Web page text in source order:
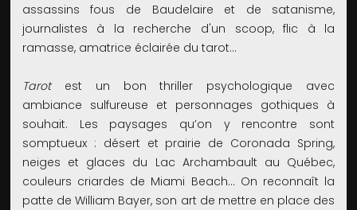
assassins fous de Baudelaire et de satanisme,
journalistes à la recherche d'un scoop, flic à la
ramasse, amatrice éclairée du tarot...
Tarotest un bon thriller psychologique avec
ambiance sulfureuse et personnages gothiques à
souhait. Les paysages qu’on y rencontre sont
somptueux : désert et prairie de Coronada Spring,
neiges et glaces du Lac Archambault au Québec,
couleurs criardes de Miami Beach... On reconnaît la
patte de William Bayer, son art de mettre en place des